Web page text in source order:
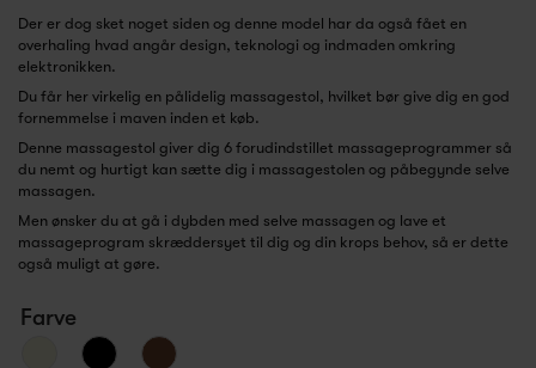
Der er dog sket noget siden og denne model har da også fået en
overhaling hvad angår design, teknologi og indmaden omkring
elektronikken.
Du får her virkelig en pålidelig massagestol, hvilket bør give dig en god
fornemmelse i maven inden et køb.
Denne massagestol giver dig 6 forudindstillet massageprogrammer så
du nemt og hurtigt kan sætte dig i massagestolen og påbegynde selve
massagen.
Men ønsker du at gå i dybden med selve massagen og lave et
massageprogram skræddersyet til dig og din krops behov, så er dette
også muligt at gøre.
Farve